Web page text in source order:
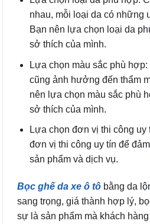
nhau, mỗi loại da có những
Bạn nên lựa chọn loại da
sở thích của mình.
Lựa chọn màu sắc phù
cũng ảnh hưởng đến thẩm
nên lựa chọn màu sắc phù
sở thích của mình.
Lựa chọn đơn vị thi công
đơn vị thi công uy tín để
sản phẩm và dịch vụ.
Bọc ghế da xe ô tô bằng da
sang trọng, giá thành hợp lý,
sự là sản phẩm mà khách